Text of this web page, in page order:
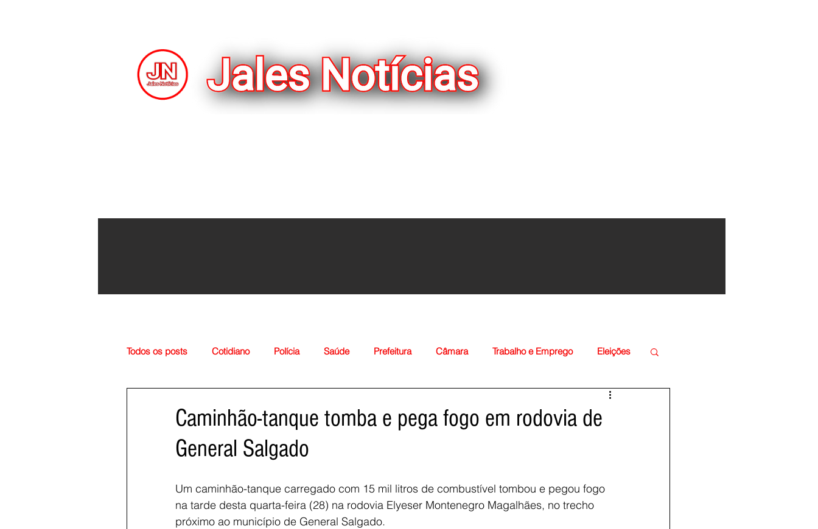
Voltar
Todos os posts Cotidiano Polícia Saúde Prefeitura Câmara Trabalho e Emprego Eleições
Caminhão-tanque tomba e pega fogo em rodovia de
General Salgado
Um caminhão-tanque carregado com 15 mil litros de combustível tombou e pegou fogo
na tarde desta quarta-feira (28) na rodovia Elyeser Montenegro Magalhães, no trecho
próximo ao município de General Salgado.